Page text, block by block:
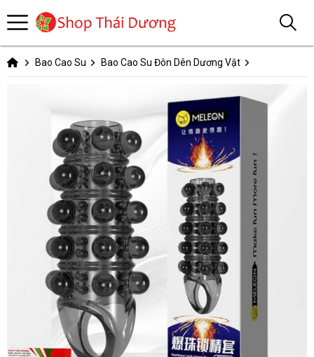
Bao Cao Su Bao Cao Su Đôn Dên Dương Vật